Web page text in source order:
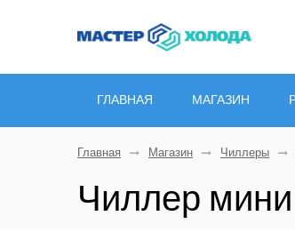
ГЛАВНАЯ МАГАЗИН
Главная Магазин Чиллеры
Чиллер мини